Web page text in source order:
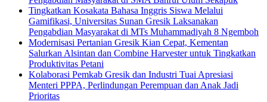
Tingkatkan Kosakata Bahasa Inggris Siswa Melalui
Gamifikasi, Universitas Sunan Gresik Laksanakan
Pengabdian Masyarakat di MTs Muhammadiyah 8 Ngemboh
Modernisasi Pertanian Gresik Kian Cepat, Kementan
Salurkan Alsintan dan Combine Harvester untuk Tingkatkan
Produktivitas Petani
Kolaborasi Pemkab Gresik dan Industri Tuai Apresiasi
Menteri PPPA, Perlindungan Perempuan dan Anak Jadi
Prioritas